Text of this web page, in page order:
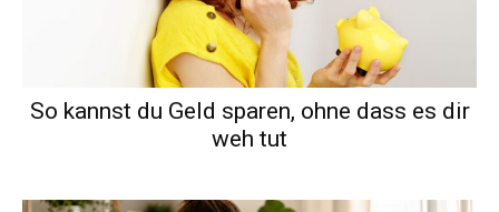
So kannst du Geld sparen, ohne dass es dir
weh tut